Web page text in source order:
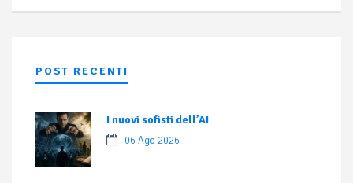
POST RECENTI
I nuovi sofisti dell’AI
06 Ago 2026